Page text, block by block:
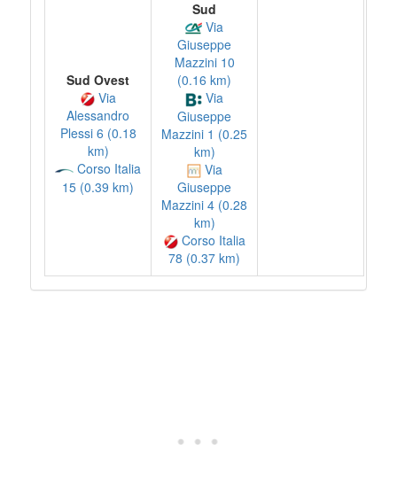
Sud Ovest
Via
Alessandro
Plessi 6 (0.18
km)
Corso Italia
15 (0.39 km)
Sud
Via
Giuseppe
Mazzini 10
(0.16 km)
Via
Giuseppe
Mazzini 1 (0.25
km)
Via
Giuseppe
Mazzini 4 (0.28
km)
Corso Italia
78 (0.37 km)